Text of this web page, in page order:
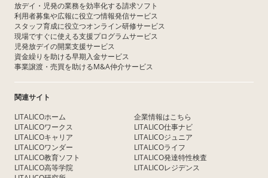
放デイ・児発の業務を効率化する請求ソフト
利用者募集や広報に役立つ情報発信サービス
スタッフ育成に役立つオンライン研修サービス
現場ですぐに使える支援プログラムサービス
児発放デイの開業支援サービス
資金繰りを助ける早期入金サービス
事業譲渡・売買を助けるM&A仲介サービス
関連サイト
LITALICOホーム
LITALICOワークス
LITALICOキャリア
LITALICOワンダー
LITALICO教育ソフト
LITALICO高等学院
企業情報はこちら
LITALICO仕事ナビ
LITALICOジュニア
LITALICOライフ
LITALICO発達特性検査
LITALICOレジデンス